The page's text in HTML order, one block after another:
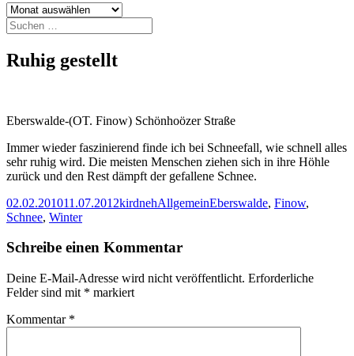
Archiv
Suchen
nach:
Ruhig gestellt
Eberswalde-(OT. Finow) Schönhoözer Straße
Immer wieder faszinierend finde ich bei Schneefall, wie schnell alles
sehr ruhig wird. Die meisten Menschen ziehen sich in ihre Höhle
zurück und den Rest dämpft der gefallene Schnee.
Veröffentlicht
am
02.02.201011.07.2012Autor
kirdnehKategorien
AllgemeinSchlagwörter
Eberswalde, Finow,
Schnee, Winter
Schreibe einen Kommentar
Deine E-Mail-Adresse wird nicht veröffentlicht. Erforderliche
Felder sind mit * markiert
Kommentar *